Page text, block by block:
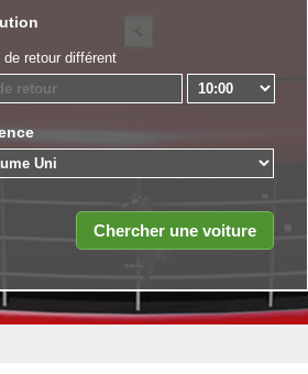
de retour différent